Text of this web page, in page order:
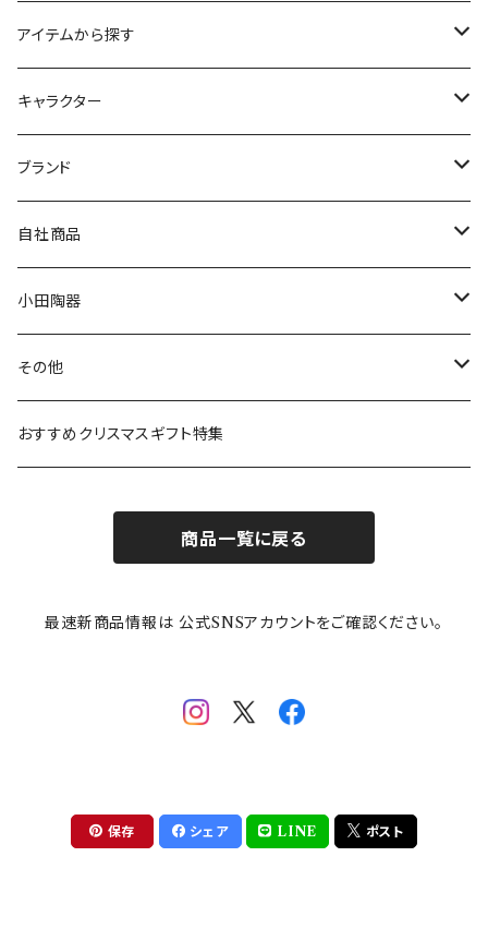
アイテムから探す
九谷焼
マグ＆カップ
プレート
ボウル
ガラスウェア
カトラリー
キャラクター
ムーミン
80th記念アイテム
リトルミイの日記念アイテム
MOOMIN ANIMATION
スヌーピー
ピーターラビット
ポケットモンスター
mofusand（モフサンド）
mofsand×日比谷花壇
ちびまる子ちゃんandクレヨンしんちゃん
ブランド
LA AMYS(エミーズ)
LISA LARSON(リサラーソン)
LAURA ASHLEY(ローラ アシュレイ)
Finlayson(フィンレイソン)
HANAE MORI(ハナエモリ)
THE BEATLES(ザ・ビートルズ)
【山加商店×yaeko】migratory bird
自社商品
ねこ企画
Cecera(セセラ)
CELEC(セレック)
隅切り重箱
HAPPY DINING(ハッピーダイニング)
小田陶器
さざなみ
吉祥
メイメイウェア
SoSo(ソソ）
その他
リサイクル食器
おすすめクリスマスギフト特集
商品一覧に戻る
最速新商品情報は 公式SNSアカウントをご確認ください。
保存 シェア LINE ポスト